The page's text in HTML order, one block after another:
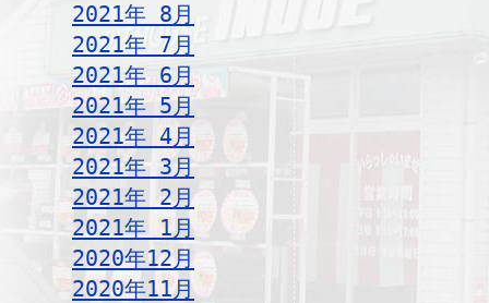
2021年 8月
2021年 7月
2021年 6月
2021年 5月
2021年 4月
2021年 3月
2021年 2月
2021年 1月
2020年12月
2020年11月